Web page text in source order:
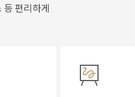
편리하게